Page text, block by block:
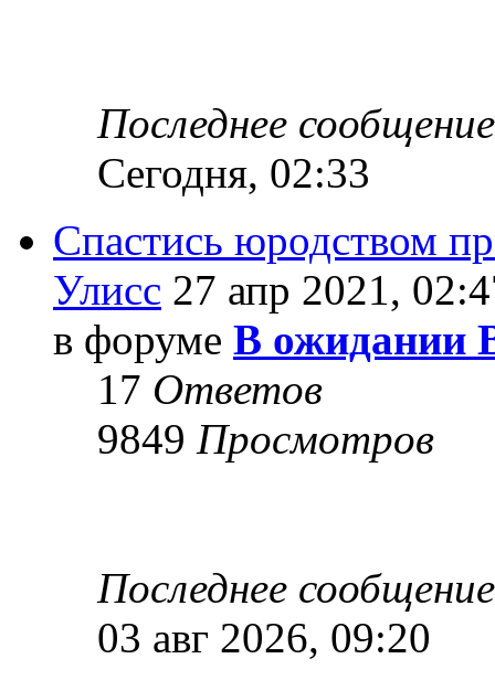
Последнее
Сегодня, 02:33
Спастись юродством
Улисс 27 апр 2021,
в форуме В ожидании
17 Ответов
9849 Просмотров
Последнее
03 авг 2026, 09:20